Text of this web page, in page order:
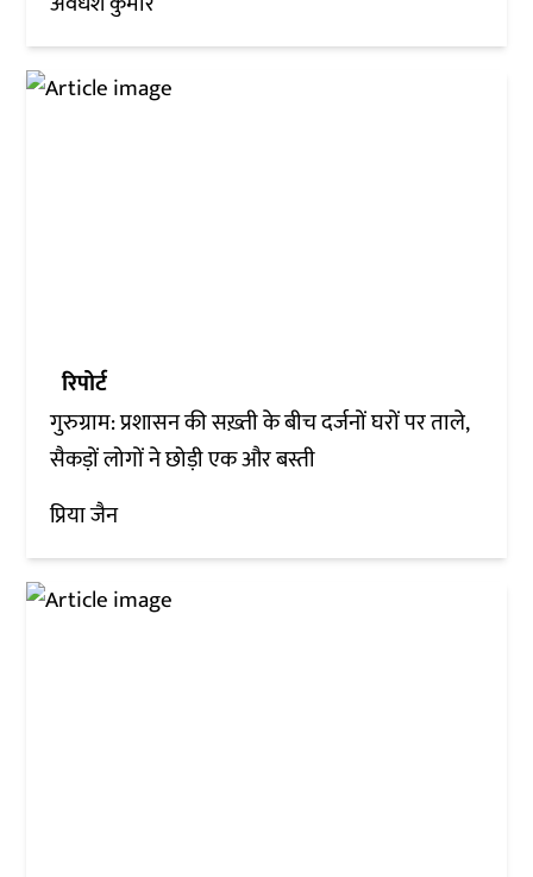
रिपोर्ट
गुरुग्राम: प्रशासन की सख़्ती के बीच दर्जनों घरों पर ताले,
सैकड़ों लोगों ने छोड़ी एक और बस्ती
प्रिया जैन